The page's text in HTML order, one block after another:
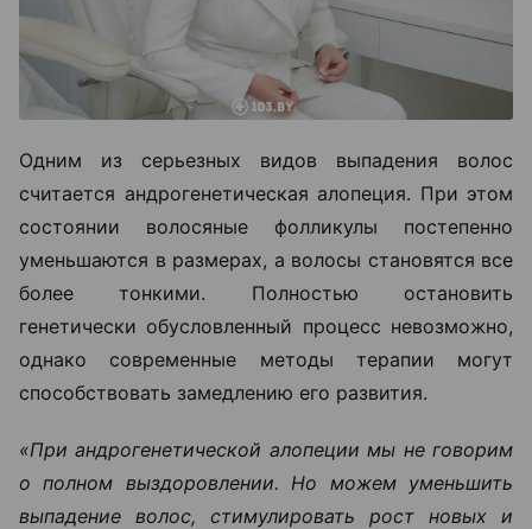
Одним из серьезных видов выпадения волос
считается андрогенетическая алопеция. При этом
состоянии волосяные фолликулы постепенно
уменьшаются в размерах, а волосы становятся все
более тонкими. Полностью остановить
генетически обусловленный процесс невозможно,
однако современные методы терапии могут
способствовать замедлению его развития.
«При андрогенетической алопеции мы не говорим
о полном выздоровлении. Но можем уменьшить
выпадение волос, стимулировать рост новых и